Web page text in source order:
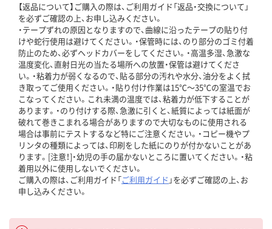
【返品について】ご購入の際は、ご利用ガイド「返品・交換について」
を必ずご確認の上、お申し込みください。
・テープずれの原因となりますので、曲線に沿ったテープの貼り付
けや蛇行使用は避けてください。・保管時には、のり部分のゴミ付着
防止のため、必ずヘッドカバーをしてください。・高温多湿、急激な
温度変化、直射日光の当たる場所への放置・保管は避けてくださ
い。・粘着力が弱くなるので、貼る部分の汚れや水分、油分をよく拭
き取ってご使用ください。・貼り付け作業は15℃～35℃の室温でお
こなってください。これ未満の温度では、粘着力が低下することが
あります。・のり付けする際、急激に引くと、紙質によっては紙面が
破れて巻きこまれる場合がありますので大切なものに使用される
場合は事前にテストするなど特にご注意ください。・コピー機やプ
リンタの種類によっては、印刷をした紙にのりが付かないことがあ
ります。[注意！]・幼児の手の届かないところに置いてください。・粘
着用以外に使用しないでください。
ご購入の際は、ご利用ガイド「ご利用ガイド 」を必ずご確認の上、お
申し込みください。